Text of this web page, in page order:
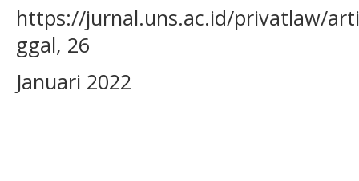
https://jurnal.uns.ac.id/privatlaw/
ggal, 26
Januari 2022